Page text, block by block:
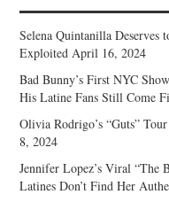
Selena Quintanilla
Exploited April 16, 2024
Bad Bunny’s First NYC
His Latine Fans Still Come
Olivia Rodrigo’s “Guts”
8, 2024
Jennifer Lopez’s Viral “The
Latines Don’t Find Her